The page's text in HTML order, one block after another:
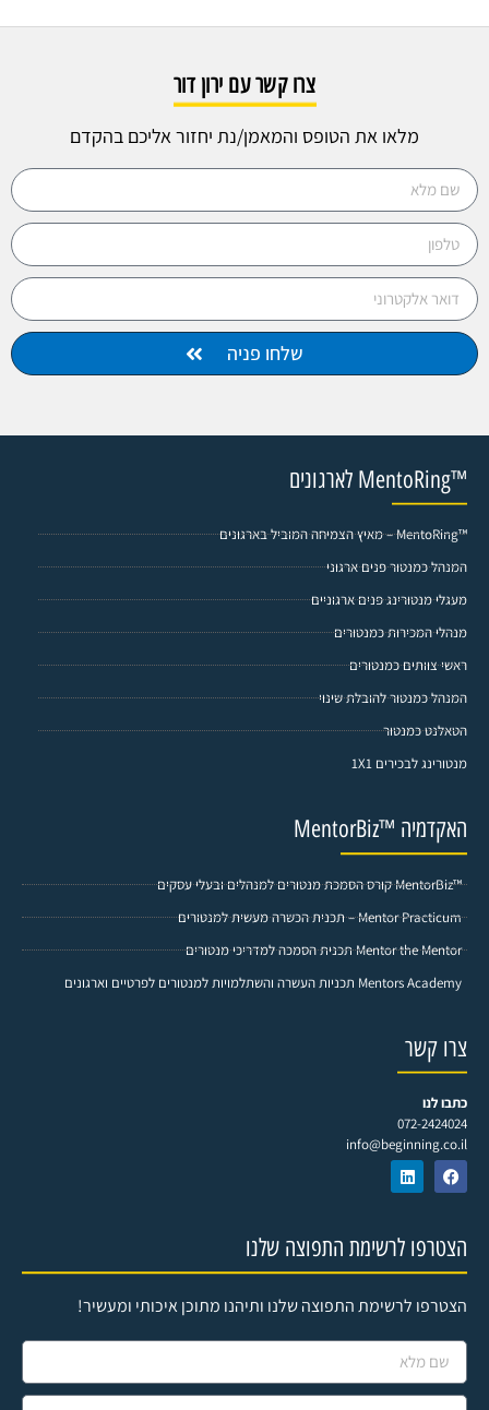
צרו קשר עם ירון דור
מלאו את הטופס והמאמן/נת יחזור אליכם בהקדם
שלחו פניה
™MentoRing לארגונים
™MentoRing – מאיץ הצמיחה המוביל בארגונים
המנהל כמנטור פנים ארגוני
מעגלי מנטורינג פנים ארגוניים
מנהלי המכירות כמנטורים
ראשי צוותים כמנטורים
המנהל כמנטור להובלת שינוי
הטאלנט כמנטור
מנטורינג לבכירים 1X1
האקדמיה ™MentorBiz
™MentorBiz קורס הסמכת מנטורים למנהלים ובעלי עסקים
Mentor Practicum – תכנית הכשרה מעשית למנטורים
Mentor the Mentor תכנית הסמכה למדריכי מנטורים
Mentors Academy תכניות העשרה והשתלמויות למנטורים לפרטיים וארגונים
צרו קשר
כתבו לנו
072-2424024
info@beginning.co.il
הצטרפו לרשימת התפוצה שלנו
הצטרפו לרשימת התפוצה שלנו ותיהנו מתוכן איכותי ומעשיר!